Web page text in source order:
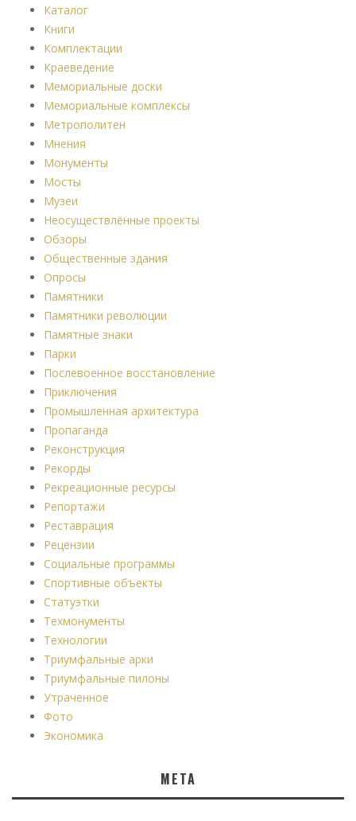
Каталог
Книги
Комплектации
Краеведение
Мемориальные доски
Мемориальные комплексы
Метрополитен
Мнения
Монументы
Мосты
Музеи
Неосуществлённые проекты
Обзоры
Общественные здания
Опросы
Памятники
Памятники революции
Памятные знаки
Парки
Послевоенное восстановление
Приключения
Промышленная архитектура
Пропаганда
Реконструкция
Рекорды
Рекреационные ресурсы
Репортажи
Реставрация
Рецензии
Социальные программы
Спортивные объекты
Статуэтки
Техмонументы
Технологии
Триумфальные арки
Триумфальные пилоны
Утраченное
Фото
Экономика
МЕТА